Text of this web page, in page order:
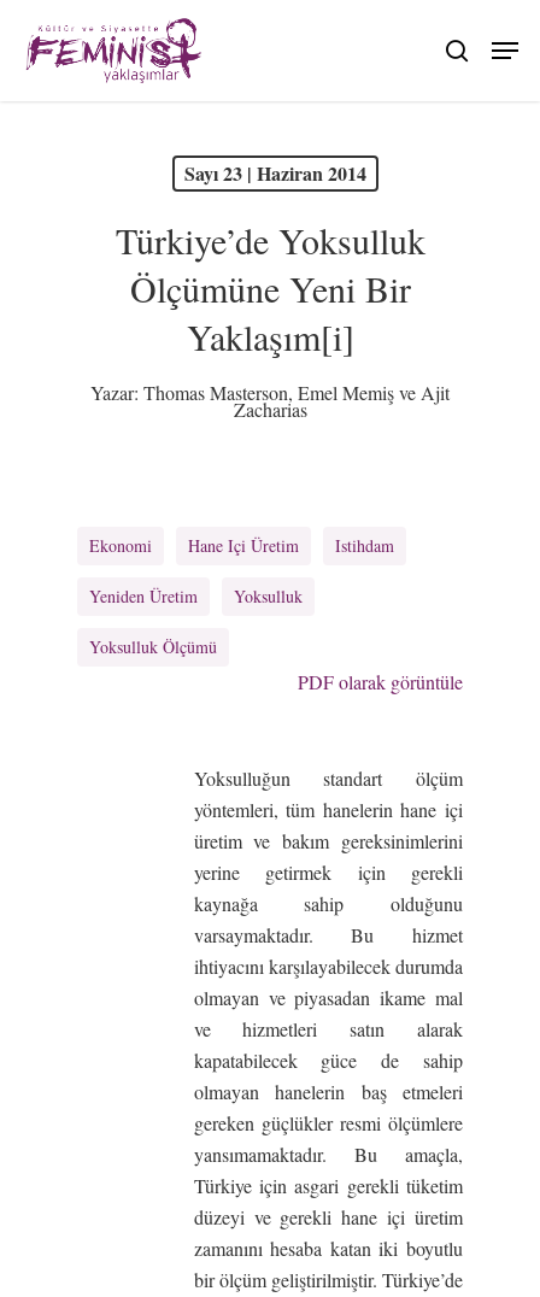
main
search
Sayı 23 | Haziran 2014
Türkiye’de Yoksulluk
Ölçümüne Yeni Bir
Yaklaşım[i]
Yazar: Thomas Masterson, Emel Memiş ve Ajit
Zacharias
Ekonomi Hane Içi Üretim Istihdam
Yeniden Üretim Yoksulluk
Yoksulluk Ölçümü
PDF olarak görüntüle
Yoksulluğun standart ölçüm
yöntemleri, tüm hanelerin hane içi
üretim ve bakım gereksinimlerini
yerine getirmek için gerekli
kaynağa sahip olduğunu
varsaymaktadır. Bu hizmet
ihtiyacını karşılayabilecek durumda
olmayan ve piyasadan ikame mal
ve hizmetleri satın alarak
kapatabilecek güce de sahip
olmayan hanelerin baş etmeleri
gereken güçlükler resmi ölçümlere
yansımamaktadır. Bu amaçla,
Türkiye için asgari gerekli tüketim
düzeyi ve gerekli hane içi üretim
zamanını hesaba katan iki boyutlu
bir ölçüm geliştirilmiştir. Türkiye’de